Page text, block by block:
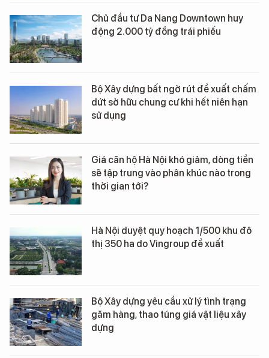
Chủ đầu tư Da Nang Downtown huy
động 2.000 tỷ đồng trái phiếu
Bộ Xây dựng bất ngờ rút đề xuất chấm
dứt sở hữu chung cư khi hết niên hạn
sử dụng
Giá căn hộ Hà Nội khó giảm, dòng tiền
sẽ tập trung vào phân khúc nào trong
thời gian tới?
Hà Nội duyệt quy hoạch 1/500 khu đô
thị 350 ha do Vingroup đề xuất
Bộ Xây dựng yêu cầu xử lý tình trạng
găm hàng, thao túng giá vật liệu xây
dựng